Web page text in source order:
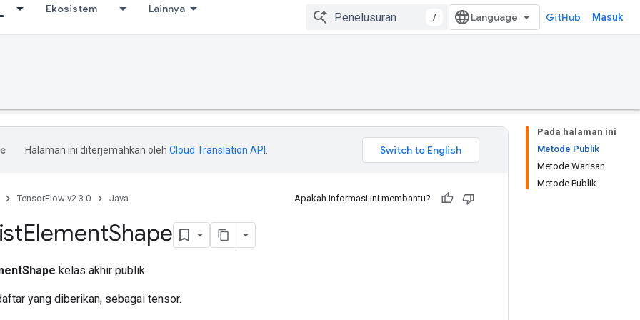
Ekosistem Lainnya
/ GitHub Masuk
Pada halaman ini
Metode Publik
Metode Warisan
Metode Publik
Halaman ini diterjemahkan oleh Cloud Translation API
TensorFlow v2.3.0 Java Apakah informasi ini membantu?
ElementShape
kelas akhir publik
yang diberikan, sebagai tensor.